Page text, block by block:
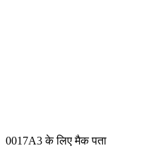
0017A3 के लिए मैक पता